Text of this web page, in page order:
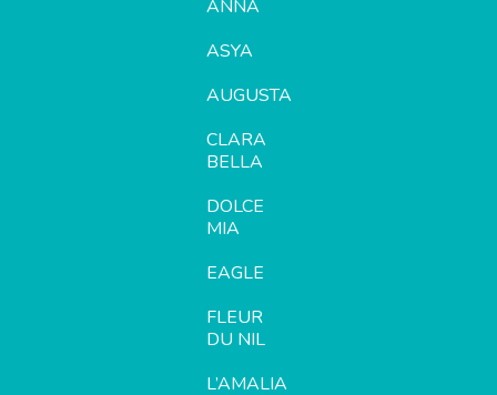
ANNA
ASYA
AUGUSTA
CLARA
BELLA
DOLCE
MIA
EAGLE
FLEUR
DU NIL
L’AMALIA